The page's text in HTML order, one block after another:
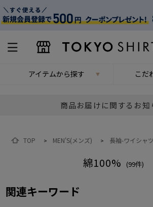
アイテムから探す こだ
商品お届けに関するお知
TOP > MEN'S(メンズ) > 長袖-ワイシャツ
綿100% (99件)
関連キーワード